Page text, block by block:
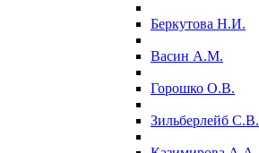
Беркутова Н.И.
Васин А.М.
Горошко О.В.
Зильберлейб С.В.